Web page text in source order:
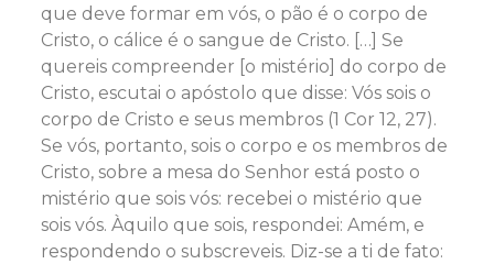
que deve formar em vós, o pão é o corpo de
Cristo, o cálice é o sangue de Cristo. […] Se
quereis compreender [o mistério] do corpo de
Cristo, escutai o apóstolo que disse: Vós sois o
corpo de Cristo e seus membros (1 Cor 12, 27).
Se vós, portanto, sois o corpo e os membros de
Cristo, sobre a mesa do Senhor está posto o
mistério que sois vós: recebei o mistério que
sois vós. Àquilo que sois, respondei: Amém, e
respondendo o subscreveis. Diz-se a ti de fato: